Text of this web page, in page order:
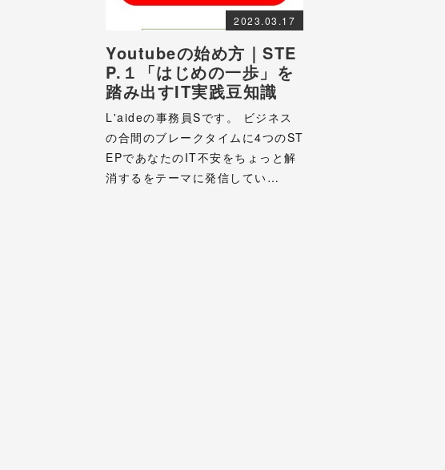
2023.03.17
Youtubeの始め方｜STE
P.１「はじめの一歩」を
踏み出すIT実践豆知識
L'aideの事務員Sです。 ビジネス
の合間のブレークタイムに4つのST
EPであなたのIT不安をちょっと解
消するをテーマに発信してい…